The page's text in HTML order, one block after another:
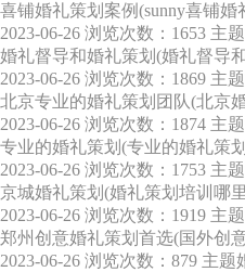
喜铺婚礼策划案例(sunny喜铺婚
2023-06-26 浏览次数：1653 主
婚礼督导和婚礼策划(婚礼督导
2023-06-26 浏览次数：1869 主
北京专业的婚礼策划团队(北京
2023-06-26 浏览次数：1874 主
专业的婚礼策划(专业的婚礼策
2023-06-26 浏览次数：1753 主
京城婚礼策划(婚礼策划培训哪
2023-06-26 浏览次数：1919 主
郑州创意婚礼策划首选(国外创
2023-06-26 浏览次数：879 主题